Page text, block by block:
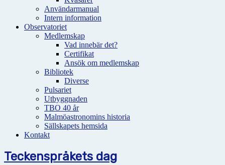
Användarmanual
Intern information
Observatoriet
Medlemskap
Vad innebär det?
Certifikat
Ansök om medlemskap
Bibliotek
Diverse
Pulsariet
Utbyggnaden
TBO 40 år
Malmöastronomins historia
Sällskapets hemsida
Kontakt
Teckenspråkets dag